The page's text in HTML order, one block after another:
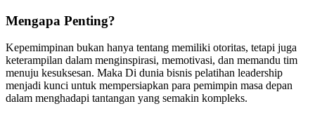
Mengapa Penting?
Kepemimpinan bukan hanya tentang memiliki otoritas, tetapi juga
keterampilan dalam menginspirasi, memotivasi, dan memandu tim
menuju kesuksesan. Maka Di dunia bisnis pelatihan leadership
menjadi kunci untuk mempersiapkan para pemimpin masa depan
dalam menghadapi tantangan yang semakin kompleks.